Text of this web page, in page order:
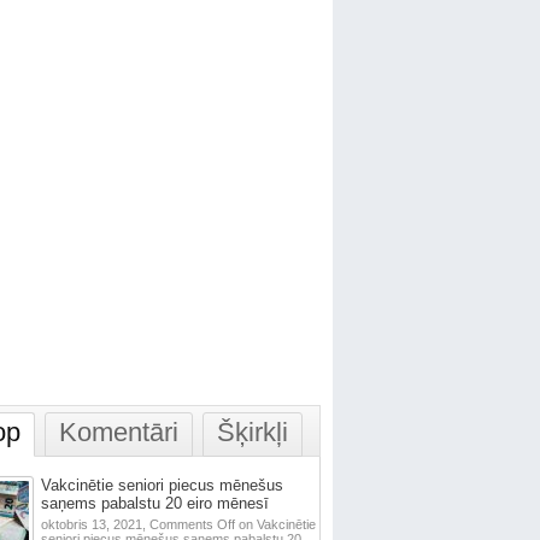
Komentāri Šķirkļi
Vakcinētie seniori piecus mēnešus
saņems pabalstu 20 eiro mēnesī
oktobris 13, 2021, Comments Offon Vakcinētie